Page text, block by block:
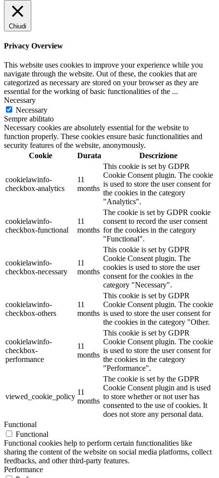
Chiudi
Privacy Overview
This website uses cookies to improve your experience while you
navigate through the website. Out of these, the cookies that are
categorized as necessary are stored on your browser as they are
essential for the working of basic functionalities of the ...
Necessary
Necessary
Sempre abilitato
Necessary cookies are absolutely essential for the website to
function properly. These cookies ensure basic functionalities and
security features of the website, anonymously.
Cookie
Durata Descrizione
cookielawinfo-
checkbox-analytics
11
months
This cookie is set by GDPR
Cookie Consent plugin. The cookie
is used to store the user consent for
the cookies in the category
"Analytics".
cookielawinfo-
checkbox-functional
11
months
The cookie is set by GDPR cookie
consent to record the user consent
for the cookies in the category
"Functional".
cookielawinfo-
checkbox-necessary
11
months
This cookie is set by GDPR
Cookie Consent plugin. The
cookies is used to store the user
consent for the cookies in the
category "Necessary".
cookielawinfo-
checkbox-others
11
months
This cookie is set by GDPR
Cookie Consent plugin. The cookie
is used to store the user consent for
the cookies in the category "Other.
cookielawinfo-
checkbox-
performance
11
months
This cookie is set by GDPR
Cookie Consent plugin. The cookie
is used to store the user consent for
the cookies in the category
"Performance".
viewed_cookie_policy
11
months
The cookie is set by the GDPR
Cookie Consent plugin and is used
to store whether or not user has
consented to the use of cookies. It
does not store any personal data.
Functional
Functional
Functional cookies help to perform certain functionalities like
sharing the content of the website on social media platforms, collect
feedbacks, and other third-party features.
Performance